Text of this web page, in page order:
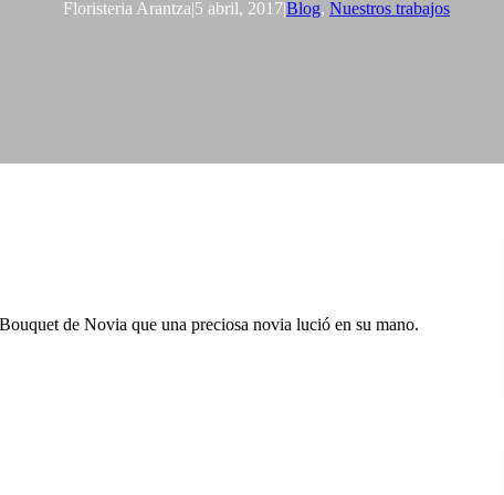
Floristeria Arantza|5 abril, 2017|Blog, Nuestros trabajos
de Novia que una preciosa novia lució en su mano.